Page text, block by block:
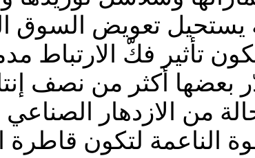
تعويض السوق
تأثير فكّ الارتباط
بعضها أكثر من نصف
من الازدهار
الناعمة لتكون